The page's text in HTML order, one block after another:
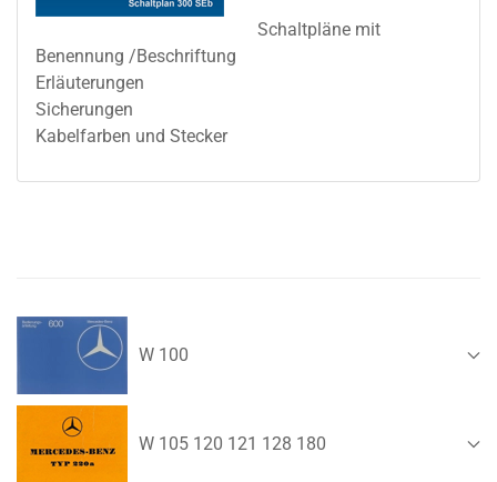
Schaltpläne mit
Benennung /Beschriftung
Erläuterungen
Sicherungen
Kabelfarben und Stecker
W 100
W 105 120 121 128 180